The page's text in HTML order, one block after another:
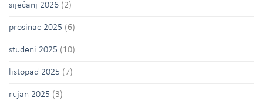
siječanj 2026 (2)
prosinac 2025 (6)
studeni 2025 (10)
listopad 2025 (7)
rujan 2025 (3)